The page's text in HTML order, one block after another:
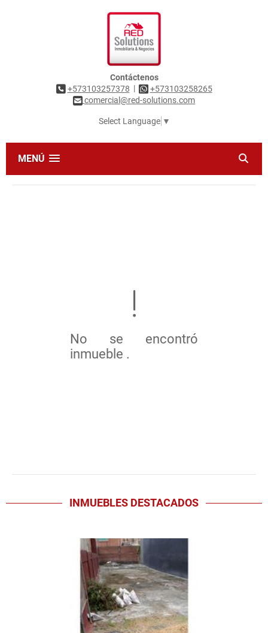
Contáctenos
+573103257378 |
+573103258265
comercial@red-solutions.com
Select Language ▼
MENÚ
No se encontró
inmueble .
INMUEBLES DESTACADOS